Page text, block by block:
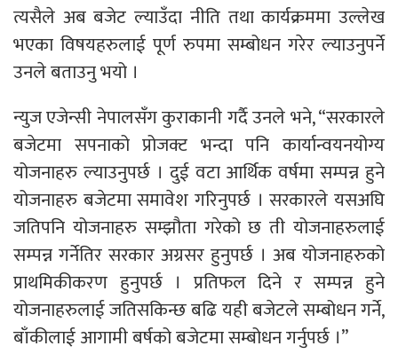
त्यसैले अब बजेट ल्याउँदा नीति तथा कार्यक्रममा उल्लेख
भएका विषयहरुलाई पूर्ण रुपमा सम्बोधन गरेर ल्याउनुपर्ने
उनले बताउनु भयो ।
न्युज एजेन्सी नेपालसँग कुराकानी गर्दै उनले भने, “सरकारले
बजेटमा सपनाको प्रोजक्ट भन्दा पनि कार्यान्वयनयोग्य
योजनाहरु ल्याउनुपर्छ । दुई वटा आर्थिक वर्षमा सम्पन्न हुने
योजनाहरु बजेटमा समावेश गरिनुपर्छ । सरकारले यसअघि
जतिपनि योजनाहरु सम्झौता गरेको छ ती योजनाहरुलाई
सम्पन्न गर्नेतिर सरकार अग्रसर हुनुपर्छ । अब योजनाहरुको
प्राथमिकीकरण हुनुपर्छ । प्रतिफल दिने र सम्पन्न हुने
योजनाहरुलाई जतिसकिन्छ बढि यही बजेटले सम्बोधन गर्ने,
बाँकीलाई आगामी बर्षको बजेटमा सम्बोधन गर्नुपर्छ ।”